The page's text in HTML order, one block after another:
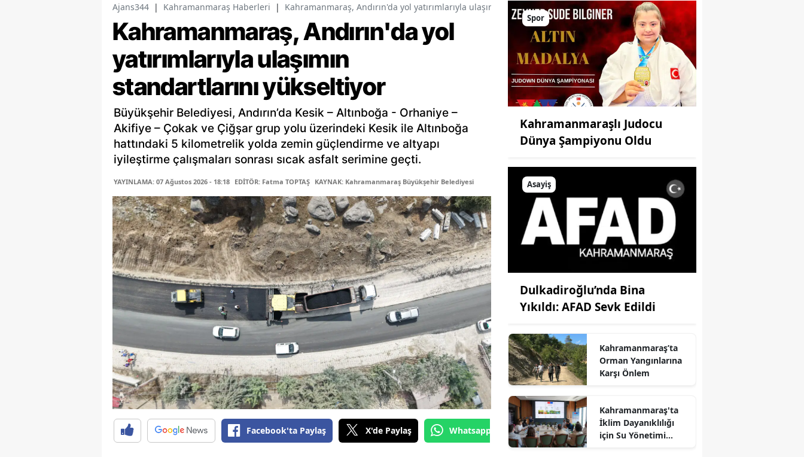
Ajans344 | Kahramanmaraş Haberleri | Kahramanmaraş, Andırın'da yol yatırımlarıyla ulaşımın standartlarını yükseltiyor
Kahramanmaraş, Andırın'da yol
yatırımlarıyla ulaşımın
standartlarını yükseltiyor
Büyükşehir Belediyesi, Andırın’da Kesik – Altınboğa - Orhaniye –
Akifiye – Çokak ve Çiğşar grup yolu üzerindeki Kesik ile Altınboğa
hattındaki 5 kilometrelik yolda zemin güçlendirme ve altyapı
iyileştirme çalışmaları sonrası sıcak asfalt serimine geçti.
YAYINLAMA: 07 Ağustos 2026 - 18:18 EDİTÖR: Fatma TOPTAŞ KAYNAK: Kahramanmaraş Büyükşehir Belediyesi
Facebook'ta Paylaş X'de Paylaş Whatsapp'tan Gönder
Spor
Kahramanmaraşlı Judocu
Dünya Şampiyonu Oldu
Asayiş
Dulkadiroğlu’nda Bina
Yıkıldı: AFAD Sevk Edildi
Kahramanmaraş’ta
Orman Yangınlarına
Karşı Önlem
Kahramanmaraş'ta
İklim Dayanıklılığı
için Su Yönetimi